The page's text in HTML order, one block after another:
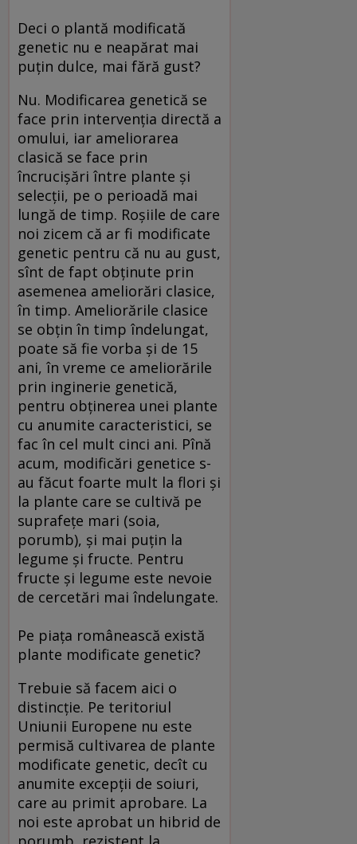
Deci o plantă modificată
genetic nu e neapărat mai
puţin dulce, mai fără gust?
Nu. Modificarea genetică se
face prin intervenţia directă a
omului, iar ameliorarea
clasică se face prin
încrucişări între plante şi
selecţii, pe o perioadă mai
lungă de timp. Roşiile de care
noi zicem că ar fi modificate
genetic pentru că nu au gust,
sînt de fapt obţinute prin
asemenea ameliorări clasice,
în timp. Ameliorările clasice
se obţin în timp îndelungat,
poate să fie vorba şi de 15
ani, în vreme ce ameliorările
prin inginerie genetică,
pentru obţinerea unei plante
cu anumite caracteristici, se
fac în cel mult cinci ani. Pînă
acum, modificări genetice s-
au făcut foarte mult la flori şi
la plante care se cultivă pe
suprafeţe mari (soia,
porumb), şi mai puţin la
legume şi fructe. Pentru
fructe şi legume este nevoie
de cercetări mai îndelungate.
Pe piaţa românească există
plante modificate genetic?
Trebuie să facem aici o
distincţie. Pe teritoriul
Uniunii Europene nu este
permisă cultivarea de plante
modificate genetic, decît cu
anumite excepţii de soiuri,
care au primit aprobare. La
noi este aprobat un hibrid de